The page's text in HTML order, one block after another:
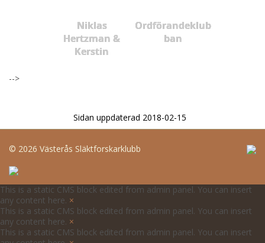
Niklas
Hertzman &
Kerstin
Ordförandeklub
ban
-->
Sidan uppdaterad 2018-02-15
© 2026 Västerås Släktforskarklubb
This is a static CMS block edited from admin panel. You can insert
any content here. ×
This is a static CMS block edited from admin panel. You can insert
any content here. ×
This is a static CMS block edited from admin panel. You can insert